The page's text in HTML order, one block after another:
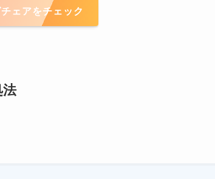
ェアをチェック